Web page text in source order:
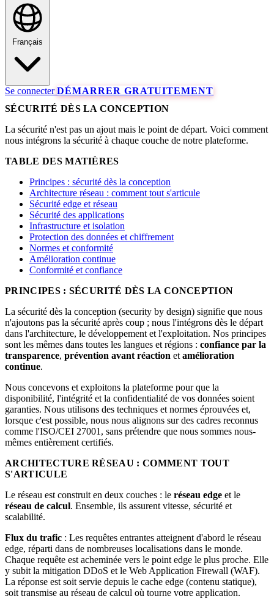
Français
Se connecterDÉMARRER GRATUITEMENT
SÉCURITÉ DÈS LA CONCEPTION
La sécurité n'est pas un ajout mais le point de départ. Voici comment
nous intégrons la sécurité à chaque couche de notre plateforme.
TABLE DES MATIÈRES
Principes : sécurité dès la conception
Architecture réseau : comment tout s'articule
Sécurité edge et réseau
Sécurité des applications
Infrastructure et isolation
Protection des données et chiffrement
Normes et conformité
Amélioration continue
Conformité et confiance
PRINCIPES : SÉCURITÉ DÈS LA CONCEPTION
La sécurité dès la conception (security by design) signifie que nous
n'ajoutons pas la sécurité après coup ; nous l'intégrons dès le départ
dans l'architecture, le développement et l'exploitation. Nos principes
sont les mêmes dans toutes les langues et régions : confiance par la
transparence, prévention avant réaction et amélioration
continue.
Nous concevons et exploitons la plateforme pour que la
disponibilité, l'intégrité et la confidentialité de vos données soient
garanties. Nous utilisons des techniques et normes éprouvées et,
lorsque c'est possible, nous nous alignons sur des cadres reconnus
comme l'ISO/CEI 27001, sans prétendre que nous sommes nous-
mêmes entièrement certifiés.
ARCHITECTURE RÉSEAU : COMMENT TOUT
S'ARTICULE
Le réseau est construit en deux couches : le réseau edge et le
réseau de calcul. Ensemble, ils assurent vitesse, sécurité et
scalabilité.
Flux du trafic : Les requêtes entrantes atteignent d'abord le réseau
edge, réparti dans de nombreuses localisations dans le monde.
Chaque requête est acheminée vers le point edge le plus proche. Elle
y subit la mitigation DDoS et le Web Application Firewall (WAF).
La réponse est soit servie depuis le cache edge (contenu statique),
soit transmise au réseau de calcul où tourne votre application.